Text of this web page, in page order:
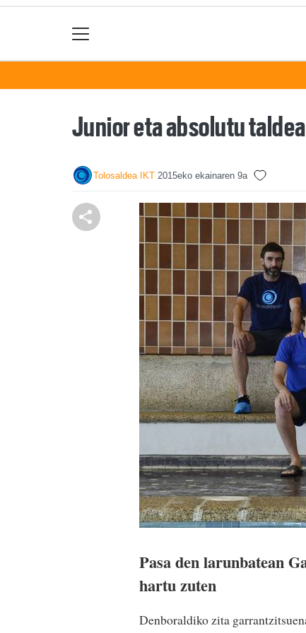
Junior eta absolutu
Tolosaldea IKT 2015eko ekainaren 9a
Pasa den larunbatean
hartu zuten
Denboraldiko zita